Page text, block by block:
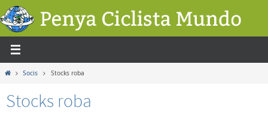
Skip
to
content
HomeSocis Stocks roba
Stocks roba